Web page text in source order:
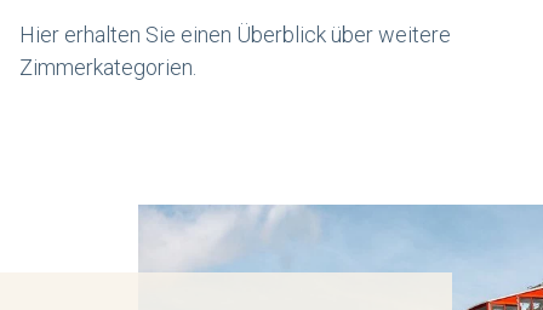
Hier erhalten Sie einen Überblick über weitere
Zimmerkategorien.